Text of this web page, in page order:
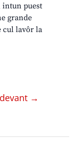
puest
grande
cul lavôr la
→